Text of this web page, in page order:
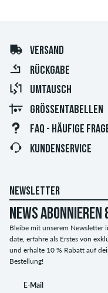
VERSAND
RÜCKGABE
UMTAUSCH
GRÖSSENTABELLEN
FAQ - HÄUFIGE
KUNDENSERVICE
NEWSLETTER
News abonnieren
Bleibe mit unserem Newsletter
date, erfahre als Erstes von
und erhalte 10 % Rabatt auf
Bestellung!
E-Mail